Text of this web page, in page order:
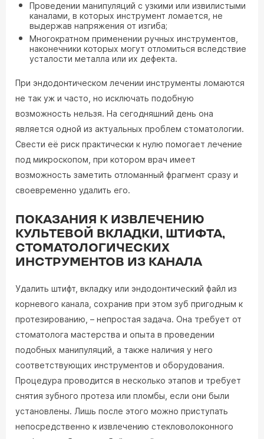
Проведении манипуляций с узкими или извилистыми
каналами, в которых инструмент ломается, не
выдержав напряжения от изгиба;
Многократном применении ручных инструментов,
наконечники которых могут отломиться вследствие
усталости металла или их дефекта.
При эндодонтическом лечении инструменты ломаются
не так уж и часто, но исключать подобную
возможность нельзя. На сегодняшний день она
является одной из актуальных проблем стоматологии.
Свести её риск практически к нулю помогает лечение
под микроскопом, при котором врач имеет
возможность заметить отломанный фрагмент сразу и
своевременно удалить его.
ПОКАЗАНИЯ К ИЗВЛЕЧЕНИЮ
КУЛЬТЕВОЙ ВКЛАДКИ, ШТИФТА,
СТОМАТОЛОГИЧЕСКИХ
ИНСТРУМЕНТОВ ИЗ КАНАЛА
Удалить штифт, вкладку или эндодонтический файл из
корневого канала, сохранив при этом зуб пригодным к
протезированию, – непростая задача. Она требует от
стоматолога мастерства и опыта в проведении
подобных манипуляций, а также наличия у него
соответствующих инструментов и оборудования.
Процедура проводится в несколько этапов и требует
снятия зубного протеза или пломбы, если они были
установлены. Лишь после этого можно приступать
непосредственно к извлечению стекловолоконного